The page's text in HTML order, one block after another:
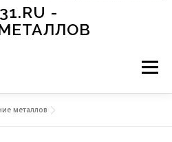
-
Меню
металлов